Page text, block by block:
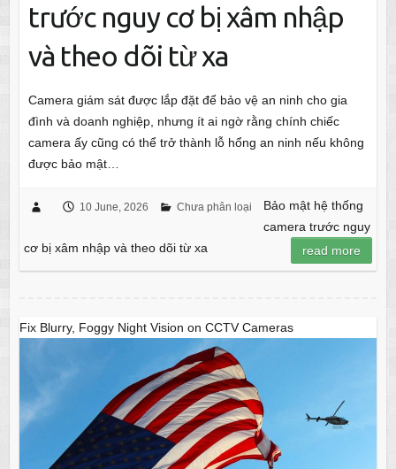
trước nguy cơ bị xâm nhập
và theo dõi từ xa
Camera giám sát được lắp đặt để bảo vệ an ninh cho gia
đình và doanh nghiệp, nhưng ít ai ngờ rằng chính chiếc
camera ấy cũng có thể trở thành lỗ hổng an ninh nếu không
được bảo mật…
10 June, 2026 Chưa phân loại
Bảo mật hệ thống
camera trước nguy
cơ bị xâm nhập và theo dõi từ xa
read more
Fix Blurry, Foggy Night Vision on CCTV Cameras